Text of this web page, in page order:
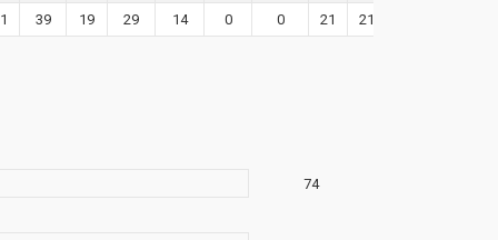
39 19 29 14 0 0 21 21
74